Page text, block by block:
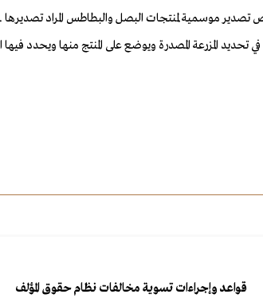
قواعد وإجراءات تسوية مخالفات نظام حقوق المؤلف